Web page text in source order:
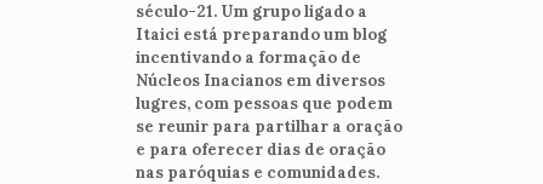
século-21. Um grupo ligado a
Itaici está preparando um blog
incentivando a formação de
Núcleos Inacianos em diversos
lugres, com pessoas que podem
se reunir para partilhar a oração
e para oferecer dias de oração
nas paróquias e comunidades.